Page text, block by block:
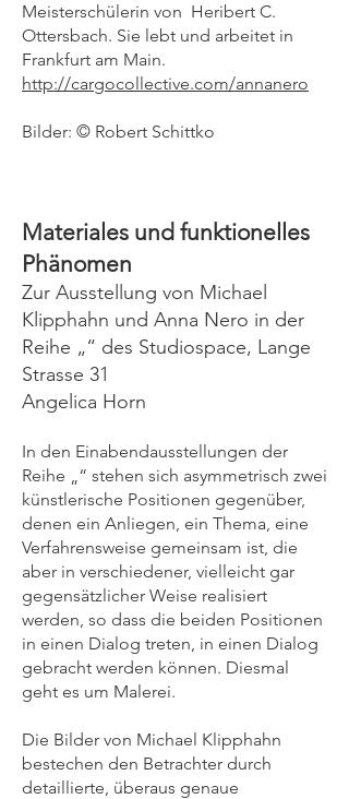
Meisterschülerin von Heribert C.
Ottersbach. Sie lebt und arbeitet in
Frankfurt am Main.
http://cargocollective.com/annanero
Bilder: © Robert Schittko
Materiales und funktionelles
Phänomen
Zur Ausstellung von Michael
Klipphahn und Anna Nero in der
Reihe „“ des Studiospace, Lange
Strasse 31
Angelica Horn
In den Einabendausstellungen der
Reihe „“ stehen sich asymmetrisch zwei
künstlerische Positionen gegenüber,
denen ein Anliegen, ein Thema, eine
Verfahrensweise gemeinsam ist, die
aber in verschiedener, vielleicht gar
gegensätzlicher Weise realisiert
werden, so dass die beiden Positionen
in einen Dialog treten, in einen Dialog
gebracht werden können. Diesmal
geht es um Malerei.
Die Bilder von Michael Klipphahn
bestechen den Betrachter durch
detaillierte, überaus genaue